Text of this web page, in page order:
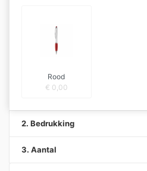
Rood
€ 0,00
2. Bedrukking
3. Aantal